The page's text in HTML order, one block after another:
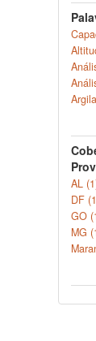
AL
DF
GO
MG